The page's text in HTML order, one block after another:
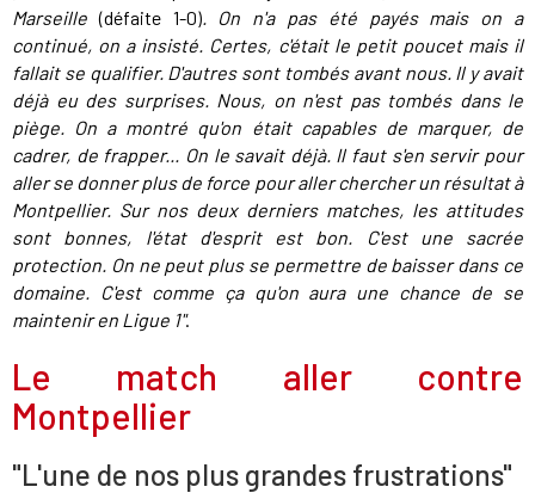
Marseille(défaite 1-0). On n'a pas été payés mais on a
continué, on a insisté. Certes, c'était le petit poucet mais il
fallait se qualifier. D'autres sont tombés avant nous. Il y avait
déjà eu des surprises. Nous, on n'est pas tombés dans le
piège. On a montré qu'on était capables de marquer, de
cadrer, de frapper... On le savait déjà. Il faut s'en servir pour
aller se donner plus de force pour aller chercher un résultat à
Montpellier. Sur nos deux derniers matches, les attitudes
sont bonnes, l'état d'esprit est bon. C'est une sacrée
protection. On ne peut plus se permettre de baisser dans ce
domaine. C'est comme ça qu'on aura une chance de se
maintenir en Ligue 1".
Le match aller contre
Montpellier
"L'une de nos plus grandes frustrations"